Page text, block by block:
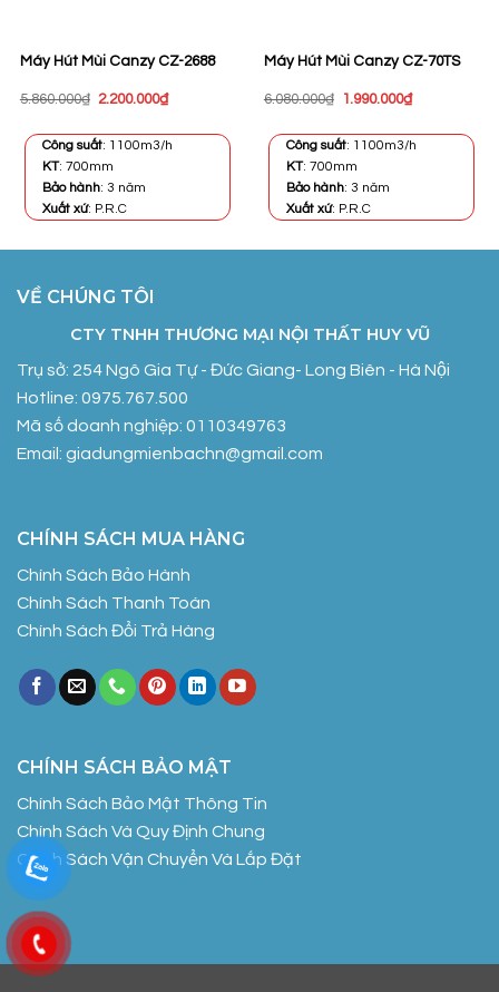
Máy Hút Mùi Canzy CZ-2688
5.860.000₫ Giá
5.860.000₫.
2.200.000₫Giá
là:
Công suất: 1100m3/h
KT: 700mm
Bảo hành: 3 năm
Xuất xứ: P.R.C
Máy Hút Mùi Canzy CZ-70TS
6.080.000₫
Giá
6.080.000₫.
1.990.000₫Giá
là:
Công suất: 1100m3/h
KT: 700mm
Bảo hành: 3 năm
Xuất xứ: P.R.C
VỀ CHÚNG TÔI
CTY TNHH THƯƠNG MẠI NỘI THẤT HUY VŨ
Trụ sở: 254 Ngô Gia Tự - Đức Giang- Long Biên - Hà Nội
Hotline: 0975.767.500
Mã số doanh nghiệp: 0110349763
Email: giadungmienbachn@gmail.com
CHÍNH SÁCH MUA HÀNG
Chính Sách Bảo Hành
Chính Sách Thanh Toán
Chính Sách Đổi Trả Hàng
CHÍNH SÁCH BẢO MẬT
Chính Sách Bảo Mật Thông Tin
Chính Sách Và Quy Định Chung
Chính Sách Vận Chuyển Và Lắp Đặt